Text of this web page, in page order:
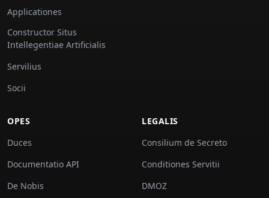
Applicationes
Constructor Situs
Intellegentiae Artificialis
Servilius
Socii
OPES
Duces
Documentatio API
De Nobis
LEGALIS
Consilium de Secreto
Conditiones Servitii
DMOZ